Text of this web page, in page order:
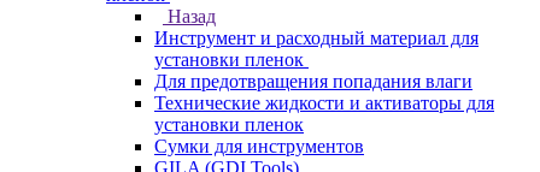
Назад
Инструмент и расходный материал для
установки пленок
Для предотвращения попадания влаги
Технические жидкости и активаторы для
установки пленок
Сумки для инструментов
GILA (GDI Tools)